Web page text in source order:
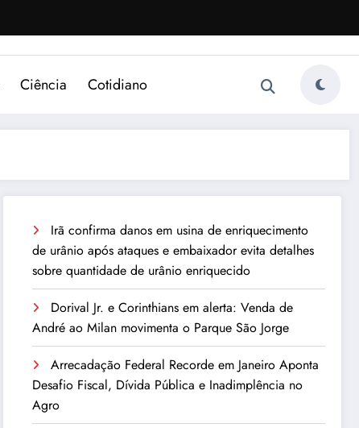
Ciência Cotidiano
Irã confirma danos em usina de enriquecimento
de urânio após ataques e embaixador evita detalhes
sobre quantidade de urânio enriquecido
Dorival Jr. e Corinthians em alerta: Venda de
André ao Milan movimenta o Parque São Jorge
Arrecadação Federal Recorde em Janeiro Aponta
Desafio Fiscal, Dívida Pública e Inadimplência no
Agro